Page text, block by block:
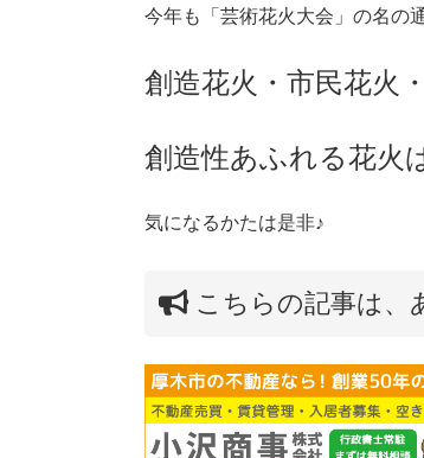
今年も「芸術花火大会」の名の通
創造花火・市民花火
創造性あふれる花火
気になるかたは是非♪
こちらの記事は、